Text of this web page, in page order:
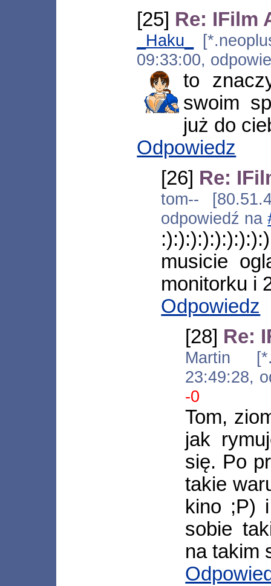
[25] Re: IFilm
_Haku_
09:33:00,
to
swoim
już do
Odpowiedz
[26] Re:
tom--
odpowiedź na
musicie
monitorku i
Odpowiedz
[28] Re:
Martin
23:49:28,
-0
Tom,
jak
się. Po
takie
kino ;P)
sobie
na takim